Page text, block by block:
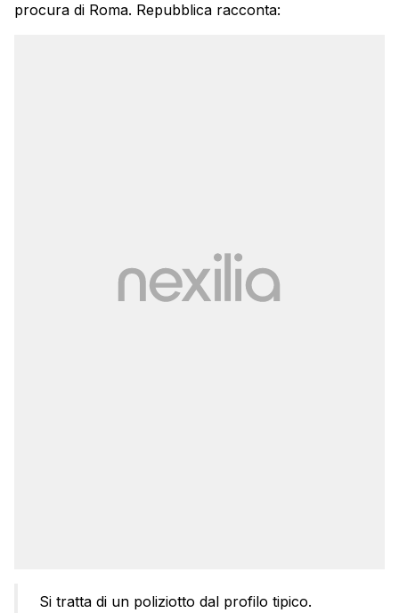
procura di Roma. Repubblica racconta:
Si tratta di un poliziotto dal profilo tipico.